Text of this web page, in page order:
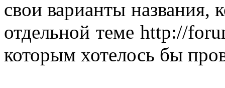
свои варианты
отдельной теме http://
которым хотелось бы